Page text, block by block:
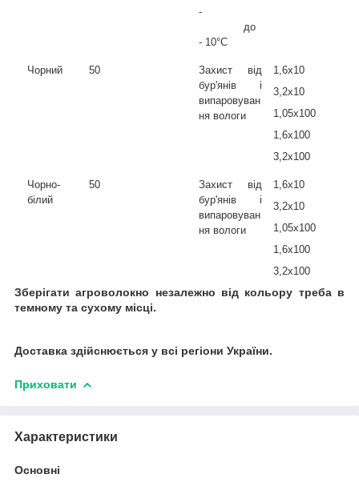
-
до
- 10°С
Чорний 50
Захист від
бур'янів і
випаровуван
ня вологи
1,6х10
3,2х10
1,05х100
1,6х100
3,2х100
Чорно-
білий
50
Захист від
бур'янів і
випаровуван
ня вологи
1,6х10
3,2х10
1,05х100
1,6х100
3,2х100
Зберігати агроволокно незалежно від кольору треба в
темному та сухому місці.
Доставка здійснюється у всі регіони України.
Приховати
Характеристики
Основні